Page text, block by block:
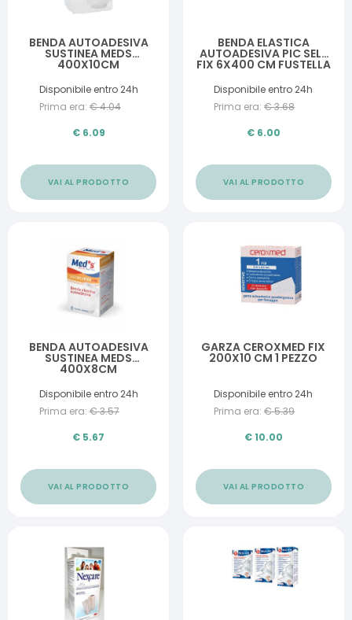
BENDA AUTOADESIVA
SUSTINEA MEDS
400X10CM
Disponibile entro 24h
Prima era: €4.04
€ 6.09
VAI AL PRODOTTO
BENDA ELASTICA
AUTOADESIVA PIC SELF
FIX 6X400 CM FUSTELLA
Disponibile entro 24h
Prima era: €3.68
€ 6.00
VAI AL PRODOTTO
BENDA AUTOADESIVA
SUSTINEA MEDS
400X8CM
Disponibile entro 24h
Prima era: €3.57
€ 5.67
VAI AL PRODOTTO
GARZA CEROXMED FIX
200X10 CM 1 PEZZO
Disponibile entro 24h
Prima era: €5.39
€10.00
VAI AL PRODOTTO